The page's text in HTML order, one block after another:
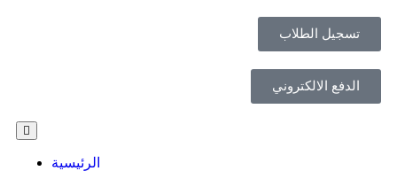
تسجيل الطلاب
الدفع الالكتروني
الرئيسية